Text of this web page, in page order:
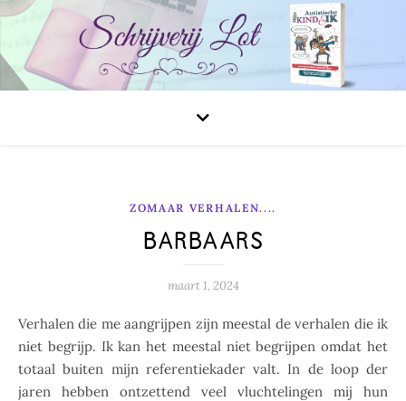
ZOMAAR VERHALEN....
BARBAARS
maart 1, 2024
Verhalen die me aangrijpen zijn meestal de verhalen die ik
niet begrijp. Ik kan het meestal niet begrijpen omdat het
totaal buiten mijn referentiekader valt. In de loop der
jaren hebben ontzettend veel vluchtelingen mij hun